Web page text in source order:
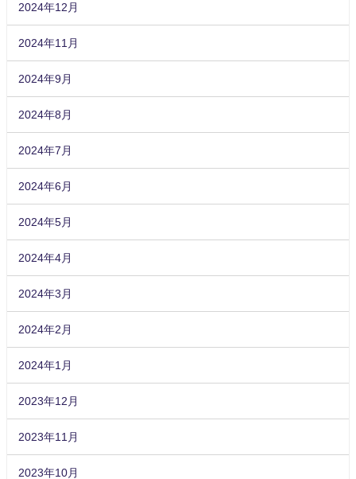
2024年12月
2024年11月
2024年9月
2024年8月
2024年7月
2024年6月
2024年5月
2024年4月
2024年3月
2024年2月
2024年1月
2023年12月
2023年11月
2023年10月